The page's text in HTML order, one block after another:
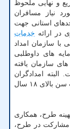
و نهایی ملحوظ
نیاز مسافران
استانی جهت
در ارائه خدمات
با سازمان امداد
های داوطلبی
سازمان یافته
امدادگران
معرفی شده از طرف سازمان جوانان می بایست سن بالای ۱۸ سال
طرح، همکاری
مشارکت در طرح،